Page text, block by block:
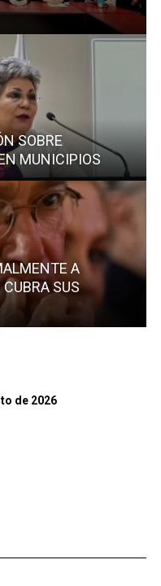
SOBRE
MUNICIPIOS
A
SUS
de 2026